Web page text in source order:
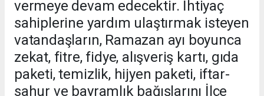
vermeye devam edecektir. İhtiyaç
sahiplerine yardım ulaştırmak isteyen
vatandaşların, Ramazan ayı boyunca
zekat, fitre, fidye, alışveriş kartı, gıda
paketi, temizlik, hijyen paketi, iftar-
sahur ve bayramlık bağışlarını İlçe